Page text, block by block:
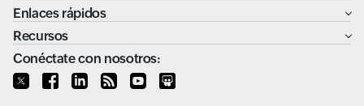
Enlaces rápidos
Recursos
Conéctate con nosotros: